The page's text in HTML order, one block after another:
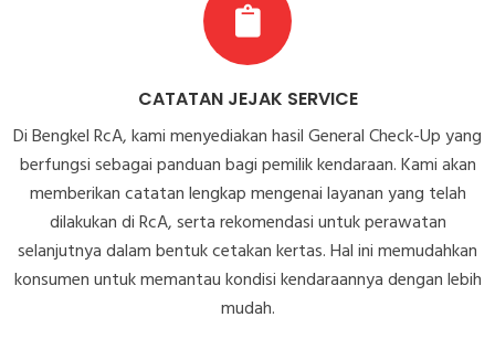
CATATAN JEJAK SERVICE
Di Bengkel RcA, kami menyediakan hasil General Check-Up yang
berfungsi sebagai panduan bagi pemilik kendaraan. Kami akan
memberikan catatan lengkap mengenai layanan yang telah
dilakukan di RcA, serta rekomendasi untuk perawatan
selanjutnya dalam bentuk cetakan kertas. Hal ini memudahkan
konsumen untuk memantau kondisi kendaraannya dengan lebih
mudah.